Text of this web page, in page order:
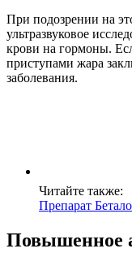
При подозрении на
ультразвуковое
крови на гормоны.
приступами жара
заболевания.
Читайте также:
Препарат
Повышенное